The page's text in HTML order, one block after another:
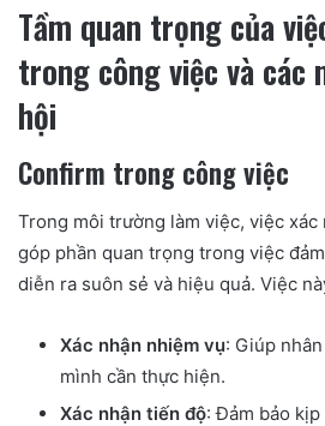
Tầm quan trọng của
trong công việc và các
hội
Confirm trong công việc
Trong môi trường làm việc, việc xác
góp phần quan trọng trong việc
diễn ra suôn sẻ và hiệu quả. Việc
Xác nhận nhiệm vụ: Giúp
mình cần thực hiện.
Xác nhận tiến độ: Đảm bảo